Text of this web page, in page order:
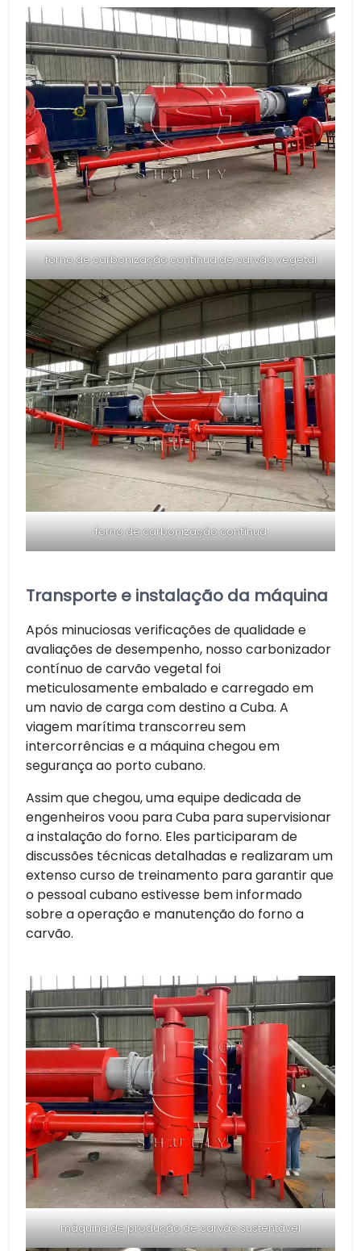
forno de carbonização contínua de carvão vegetal
forno de carbonização contínua
Transporte e instalação da máquina
Após minuciosas verificações de qualidade e
avaliações de desempenho, nosso carbonizador
contínuo de carvão vegetal foi
meticulosamente embalado e carregado em
um navio de carga com destino a Cuba. A
viagem marítima transcorreu sem
intercorrências e a máquina chegou em
segurança ao porto cubano.
Assim que chegou, uma equipe dedicada de
engenheiros voou para Cuba para supervisionar
a instalação do forno. Eles participaram de
discussões técnicas detalhadas e realizaram um
extenso curso de treinamento para garantir que
o pessoal cubano estivesse bem informado
sobre a operação e manutenção do forno a
carvão.
máquina de produção de carvão sustentável